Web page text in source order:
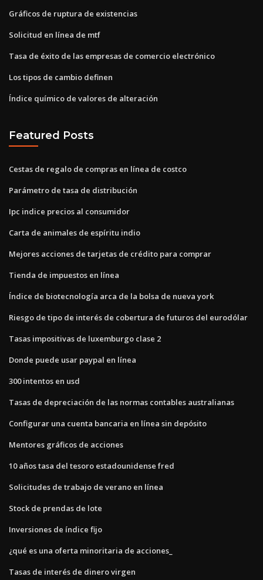
Gráficos de ruptura de existencias
Solicitud en línea de mtf
Tasa de éxito de las empresas de comercio electrónico
Los tipos de cambio definen
Índice químico de valores de alteración
Featured Posts
Cestas de regalo de compras en línea de costco
Parámetro de tasa de distribución
Ipc indice precios al consumidor
Carta de animales de espíritu indio
Mejores acciones de tarjetas de crédito para comprar
Tienda de impuestos en línea
Índice de biotecnología arca de la bolsa de nueva york
Riesgo de tipo de interés de cobertura de futuros del eurodólar
Tasas impositivas de luxemburgo clase 2
Donde puede usar paypal en línea
300 intentos en usd
Tasas de depreciación de las normas contables australianas
Configurar una cuenta bancaria en línea sin depósito
Mentores gráficos de acciones
10 años tasa del tesoro estadounidense fred
Solicitudes de trabajo de verano en línea
Stock de prendas de lote
Inversiones de índice fijo
¿qué es una oferta minoritaria de acciones_
Tasas de interés de dinero virgen